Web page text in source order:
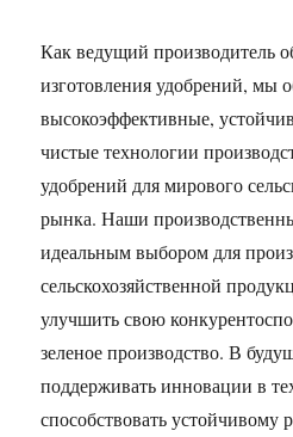
Как ведущий производитель
изготовления удобрений, мы
высокоэффективные,
чистые технологии
удобрений для мирового
рынка. Наши
идеальным выбором для
сельскохозяйственной
улучшить свою
зеленое производство. В
поддерживать инновации в
способствовать устойчивому